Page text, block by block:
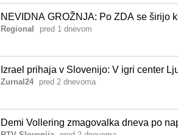
NEVIDNA GROŽNJA: Po ZDA se širijo
Regional pred 1 dnevom
Izrael prihaja v Slovenijo: V igri center
Zurnal24 pred 2 dnevoma
Demi Vollering zmagovalka dneva po